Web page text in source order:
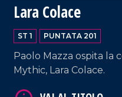
Lara Colace
ST 1 PUNTATA 201
Paolo Mazza ospita
Mythic, Lara Colace.